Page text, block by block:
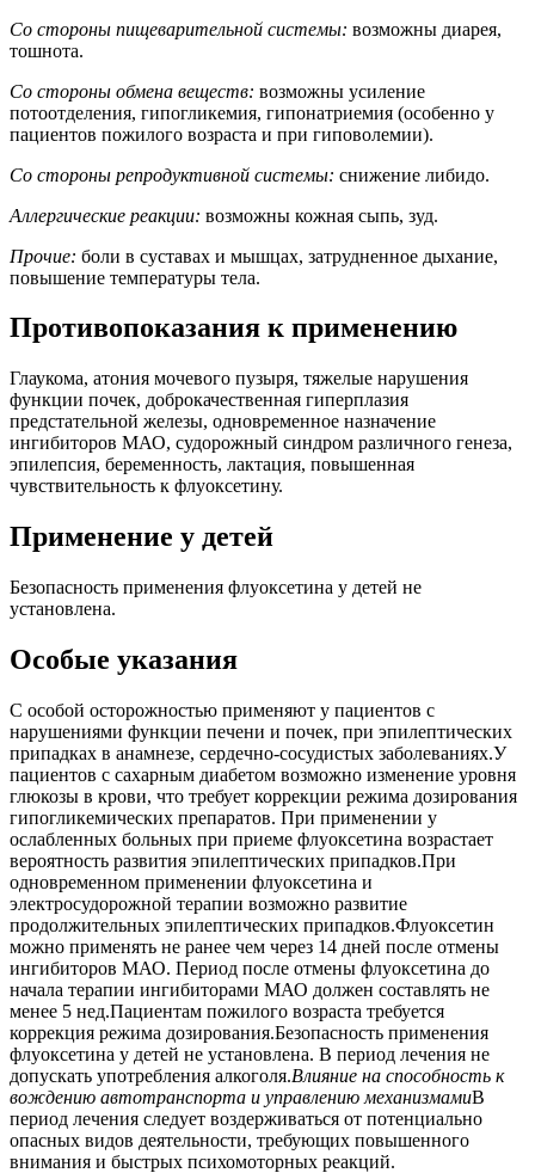
Со стороны пищеварительной системы: возможны диарея,
тошнота.
Со стороны обмена веществ: возможны усиление
потоотделения, гипогликемия, гипонатриемия (особенно у
пациентов пожилого возраста и при гиповолемии).
Со стороны репродуктивной системы: снижение либидо.
Аллергические реакции: возможны кожная сыпь, зуд.
Прочие: боли в суставах и мышцах, затрудненное дыхание,
повышение температуры тела.
Противопоказания к применению
Глаукома, атония мочевого пузыря, тяжелые нарушения
функции почек, доброкачественная гиперплазия
предстательной железы, одновременное назначение
ингибиторов МАО, судорожный синдром различного генеза,
эпилепсия, беременность, лактация, повышенная
чувствительность к флуоксетину.
Применение у детей
Безопасность применения флуоксетина у детей не
установлена.
Особые указания
С особой осторожностью применяют у пациентов с
нарушениями функции печени и почек, при эпилептических
припадках в анамнезе, сердечно-сосудистых заболеваниях.У
пациентов с сахарным диабетом возможно изменение уровня
глюкозы в крови, что требует коррекции режима дозирования
гипогликемических препаратов. При применении у
ослабленных больных при приеме флуоксетина возрастает
вероятность развития эпилептических припадков.При
одновременном применении флуоксетина и
электросудорожной терапии возможно развитие
продолжительных эпилептических припадков.Флуоксетин
можно применять не ранее чем через 14 дней после отмены
ингибиторов МАО. Период после отмены флуоксетина до
начала терапии ингибиторами МАО должен составлять не
менее 5 нед.Пациентам пожилого возраста требуется
коррекция режима дозирования.Безопасность применения
флуоксетина у детей не установлена. В период лечения не
допускать употребления алкоголя.Влияние на способность к
вождению автотранспорта и управлению механизмамиВ
период лечения следует воздерживаться от потенциально
опасных видов деятельности, требующих повышенного
внимания и быстрых психомоторных реакций.